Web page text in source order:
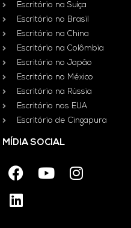
Escritório na Suíça
Escritório no Brasil
Escritório na China
Escritório na Colômbia
Escritório no Japão
Escritório no México
Escritório na Rússia
Escritório nos EUA
Escritório de Cingapura
MÍDIA SOCIAL